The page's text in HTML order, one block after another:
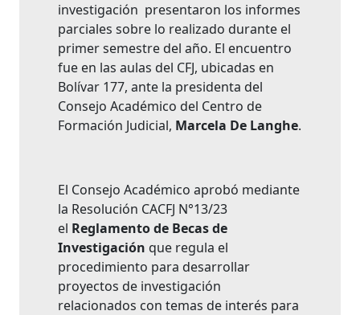
investigación presentaron los informes
parciales sobre lo realizado durante el
primer semestre del año. El encuentro
fue en las aulas del CFJ, ubicadas en
Bolívar 177, ante la presidenta del
Consejo Académico del Centro de
Formación Judicial, Marcela De Langhe.
El Consejo Académico aprobó mediante
la Resolución CACFJ N°13/23
el Reglamento de Becas de
Investigación que regula el
procedimiento para desarrollar
proyectos de investigación
relacionados con temas de interés para